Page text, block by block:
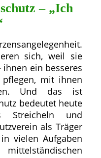
– „Ich
sich, weil sie
ein besseres
pflegen, mit ihnen
Und das ist
bedeutet heute
Streicheln und
als Träger
vielen Aufgaben